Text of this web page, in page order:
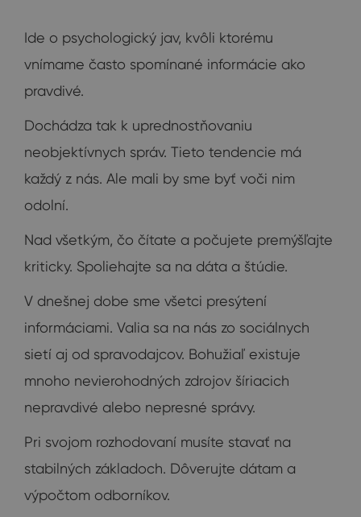
Ide o psychologický jav, kvôli ktorému
vnímame často spomínané informácie ako
pravdivé.
Dochádza tak k uprednostňovaniu
neobjektívnych správ. Tieto tendencie má
každý z nás. Ale mali by sme byť voči nim
odolní.
Nad všetkým, čo čítate a počujete premýšľajte
kriticky. Spoliehajte sa na dáta a štúdie.
V dnešnej dobe sme všetci presýtení
informáciami. Valia sa na nás zo sociálnych
sietí aj od spravodajcov. Bohužiaľ existuje
mnoho nevierohodných zdrojov šíriacich
nepravdivé alebo nepresné správy.
Pri svojom rozhodovaní musíte stavať na
stabilných základoch. Dôverujte dátam a
výpočtom odborníkov.